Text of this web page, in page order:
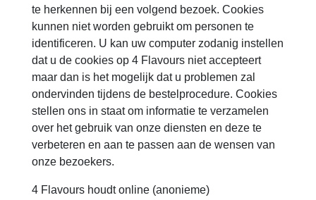
te herkennen bij een volgend bezoek. Cookies
kunnen niet worden gebruikt om personen te
identificeren. U kan uw computer zodanig instellen
dat u de cookies op 4 Flavours niet accepteert
maar dan is het mogelijk dat u problemen zal
ondervinden tijdens de bestelprocedure. Cookies
stellen ons in staat om informatie te verzamelen
over het gebruik van onze diensten en deze te
verbeteren en aan te passen aan de wensen van
onze bezoekers.
4 Flavours houdt online (anonieme)